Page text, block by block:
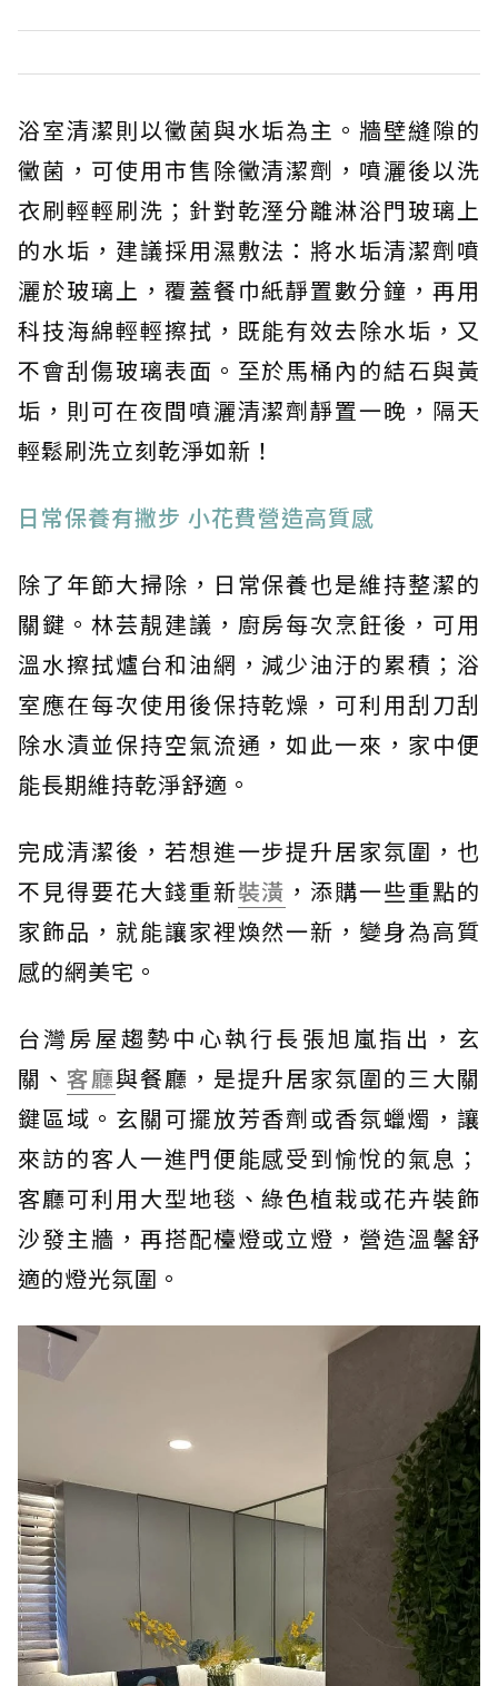
浴室清潔則以黴菌與水垢為主。牆壁縫隙的
黴菌，可使用市售除黴清潔劑，噴灑後以洗
衣刷輕輕刷洗；針對乾溼分離淋浴門玻璃上
的水垢，建議採用濕敷法：將水垢清潔劑噴
灑於玻璃上，覆蓋餐巾紙靜置數分鐘，再用
科技海綿輕輕擦拭，既能有效去除水垢，又
不會刮傷玻璃表面。至於馬桶內的結石與黃
垢，則可在夜間噴灑清潔劑靜置一晚，隔天
輕鬆刷洗立刻乾淨如新！
日常保養有撇步 小花費營造高質感
除了年節大掃除，日常保養也是維持整潔的
關鍵。林芸靚建議，廚房每次烹飪後，可用
溫水擦拭爐台和油網，減少油汙的累積；浴
室應在每次使用後保持乾燥，可利用刮刀刮
除水漬並保持空氣流通，如此一來，家中便
能長期維持乾淨舒適。
完成清潔後，若想進一步提升居家氛圍，也
不見得要花大錢重新裝潢 ，添購一些重點的
家飾品，就能讓家裡煥然一新，變身為高質
感的網美宅。
台灣房屋趨勢中心執行長張旭嵐指出，玄
關、 客廳與餐廳，是提升居家氛圍的三大關
鍵區域。玄關可擺放芳香劑或香氛蠟燭，讓
來訪的客人一進門便能感受到愉悅的氣息；
客廳可利用大型地毯、綠色植栽或花卉裝飾
沙發主牆，再搭配檯燈或立燈，營造溫馨舒
適的燈光氛圍。